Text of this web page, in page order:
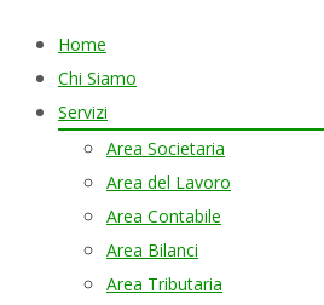
Skip
content
Home
Chi Siamo
Servizi
Area Societaria
Area del Lavoro
Area Contabile
Area Bilanci
Area Tributaria